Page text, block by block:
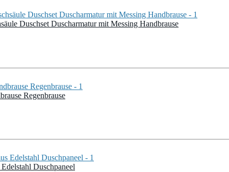
Duschset Duscharmatur mit Messing Handbrause
Regenbrause
Duschpaneel